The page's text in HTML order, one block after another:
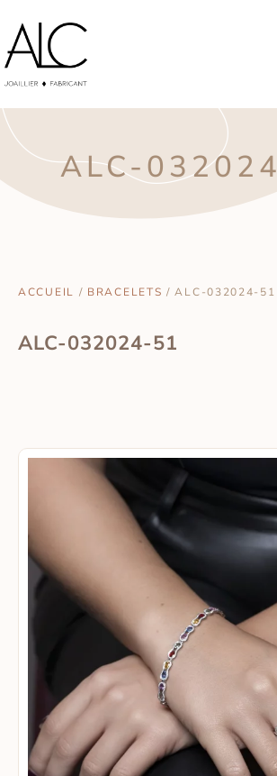
ALC-
ACCUEIL / BRACELETS / ALC-032024-51
ALC-032024-51